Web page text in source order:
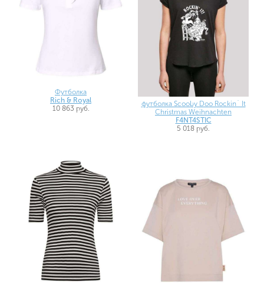
Футболка
Rich & Royal
10 863 руб.
футболка Scooby Doo Rockin` It
Christmas Weihnachten
F4NT4STIC
5 018 руб.